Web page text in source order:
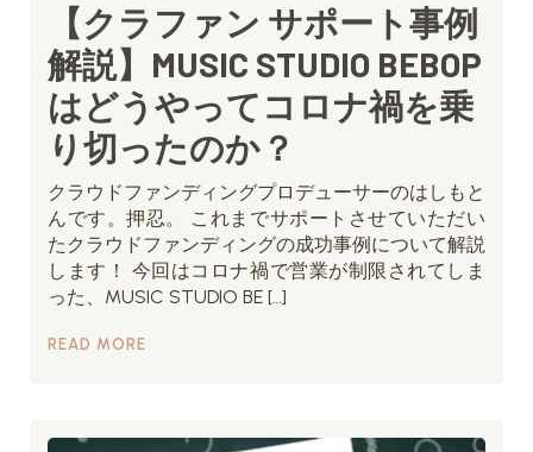
【クラファン サポート事例
解説】MUSIC STUDIO BEBOP
はどうやってコロナ禍を乗
り切ったのか？
クラウドファンディングプロデューサーのはしもと
んです。押忍。 これまでサポートさせていただい
たクラウドファンディングの成功事例について解説
します！ 今回はコロナ禍で営業が制限されてしま
った、MUSIC STUDIO BE […]
READ MORE